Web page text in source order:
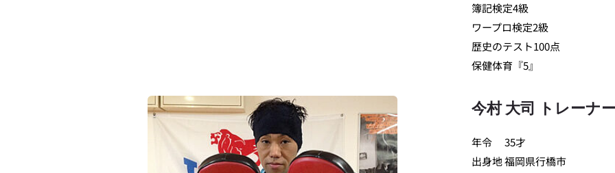
簿記検定4級
ワープロ検定2級
歴史のテスト100点
保健体育『5』
今村 大司 トレーナ
年令	35才
出身地	福岡県行橋市